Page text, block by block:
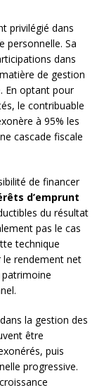
privilégié dans
personnelle. Sa
dans
de gestion
En optant pour
le contribuable
à 95% les
cascade fiscale
de financer
d’emprunt
du résultat
pas le cas
technique
le rendement net
la gestion des
être
puis
progressive.